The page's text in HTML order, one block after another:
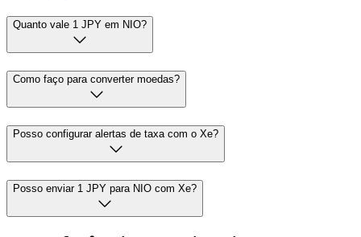
Quanto vale 1 JPY em NIO?
Como faço para converter moedas?
Posso configurar alertas de taxa com o Xe?
Posso enviar 1 JPY para NIO com Xe?